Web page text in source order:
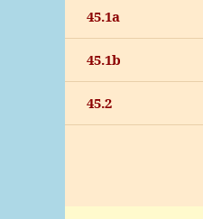
45.1a
45.1b
45.2